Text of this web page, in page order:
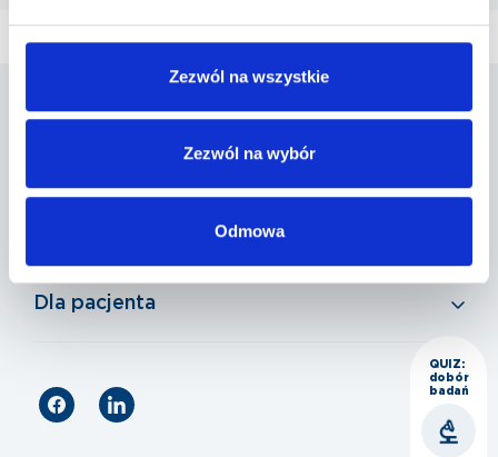
Zezwól na wszystkie
Zezwól na wybór
Odmowa
Penta Hospitals Polska
Dla pacjenta
QUIZ:
dobór
badań